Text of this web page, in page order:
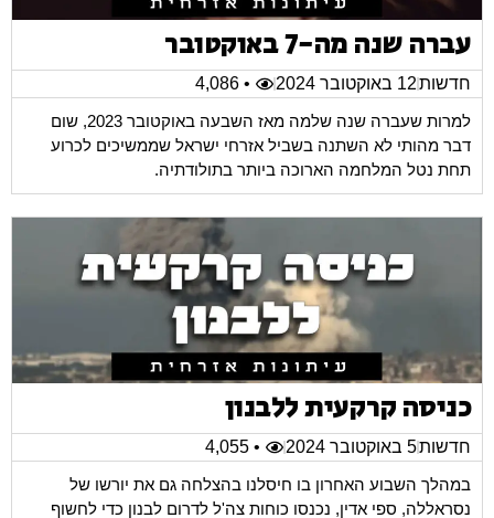
עברה שנה מה-7 באוקטובר
חדשות12 באוקטובר 2024
• 4,086
למרות שעברה שנה שלמה מאז השבעה באוקטובר 2023, שום
דבר מהותי לא השתנה בשביל אזרחי ישראל שממשיכים לכרוע
תחת נטל המלחמה הארוכה ביותר בתולודתיה.
כניסה קרקעית ללבנון
חדשות5 באוקטובר 2024
• 4,055
במהלך השבוע האחרון בו חיסלנו בהצלחה גם את יורשו של
נסראללה, ספי אדין, נכנסו כוחות צה'ל לדרום לבנון כדי לחשוף